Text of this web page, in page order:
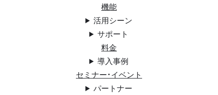
機能
活用シーン
サポート
料金
導入事例
セミナー・イベント
パートナー